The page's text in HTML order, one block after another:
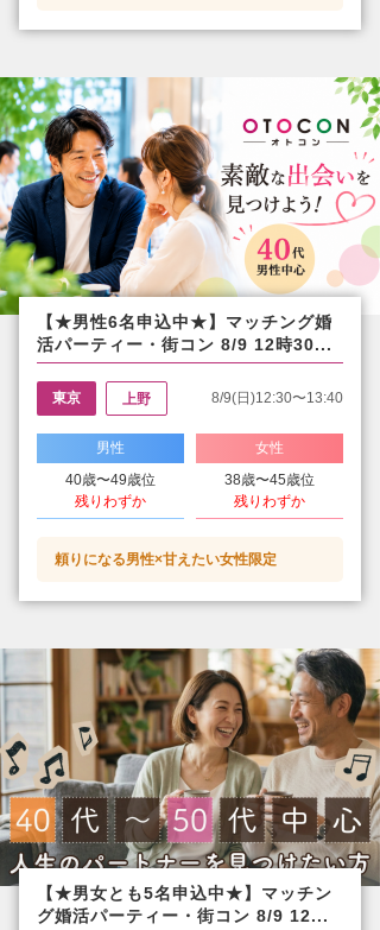
【★男性6名申込中★】マッチング婚
活パーティー・街コン 8/9 12時30...
東京 上野 8/9(日)12:30〜13:40
男性
40歳〜49歳位
残りわずか
女性
38歳〜45歳位
残りわずか
頼りになる男性×甘えたい女性限定
【★男女とも5名申込中★】マッチン
グ婚活パーティー・街コン 8/9 12...